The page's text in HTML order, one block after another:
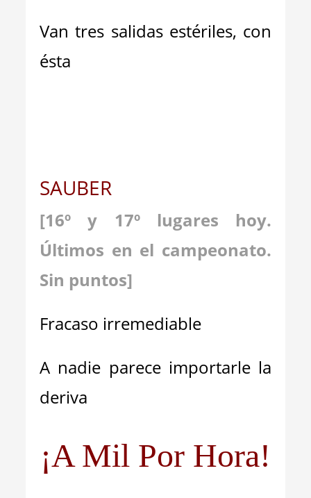
Van tres salidas estériles, con
ésta
SAUBER
[16º y 17º lugares hoy.
Últimos en el campeonato.
Sin puntos]
Fracaso irremediable
A nadie parece importarle la
deriva
¡A Mil Por Hora!